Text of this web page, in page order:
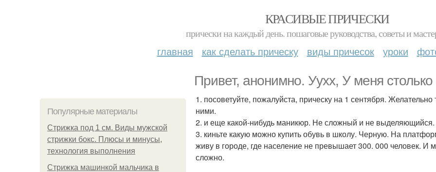
КРАСИВЫЕ ПРИЧЕСКИ
прически на каждый день. пошаговые руководства, советы и
главная как сделать прическу виды причесок уроки
Привет, анонимно. Уухх, У меня
Популярные материалы
Стрижка под 1 см. Виды мужской
стрижки бокс. Плюсы и минусы,
технология выполнения
Стрижка машинкой мальчика в
1. посоветуйте, пожалуйста, прическу на 1 сентября.
ними.
2. и еще какой-нибудь маникюр. Не сложный и не выделяющийся.
3. киньте какую можно купить обувь в школу. Черную. На
живу в городе, где население не превышает 300. 000 человек. И
сложно.